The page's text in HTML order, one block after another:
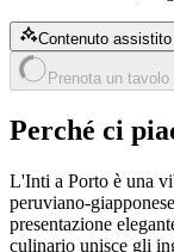
Contenuto
Prenota un tavolo
Perché ci
L'Inti a Porto è una
peruviano-
presentazione
culinario unisce gli